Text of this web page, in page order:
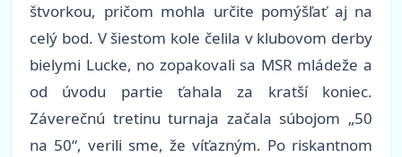
štvorkou, pričom mohla určite pomýšľať aj na
celý bod. V šiestom kole čelila v klubovom derby
bielymi Lucke, no zopakovali sa MSR mládeže a
od úvodu partie ťahala za kratší koniec.
Záverečnú tretinu turnaja začala súbojom „50
na 50“, verili sme, že víťazným. Po riskantnom